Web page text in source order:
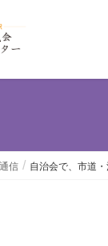
信 自治会で、市道